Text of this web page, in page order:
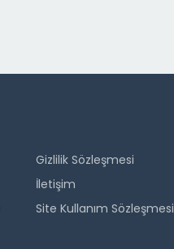
Gizlilik Sözleşmesi
İletişim
Site Kullanım Sözleşmesi